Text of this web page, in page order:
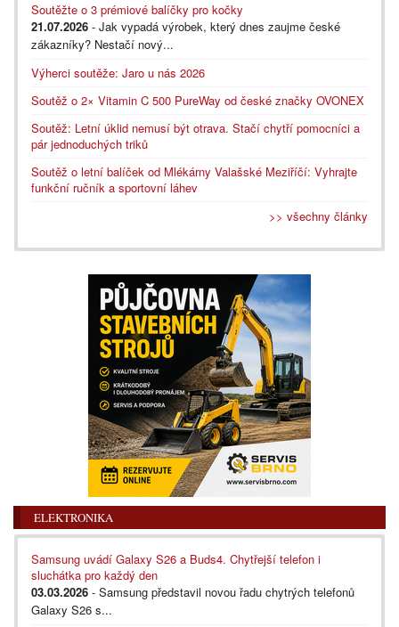
Soutěžte o 3 prémiové balíčky pro kočky
21.07.2026 - Jak vypadá výrobek, který dnes zaujme české
zákazníky? Nestačí nový...
Výherci soutěže: Jaro u nás 2026
Soutěž o 2× Vitamin C 500 PureWay od české značky OVONEX
Soutěž: Letní úklid nemusí být otrava. Stačí chytří pomocníci a
pár jednoduchých triků
Soutěž o letní balíček od Mlékárny Valašské Meziříčí: Vyhrajte
funkční ručník a sportovní láhev
>> všechny články
ELEKTRONIKA
Samsung uvádí Galaxy S26 a Buds4. Chytřejší telefon i
sluchátka pro každý den
03.03.2026 - Samsung představil novou řadu chytrých telefonů
Galaxy S26 s...